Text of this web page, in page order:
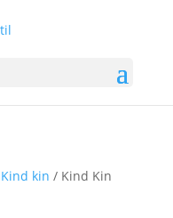
Kind kin / Kind Kin